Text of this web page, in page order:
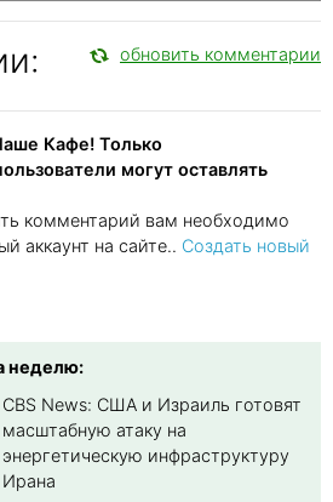
обновить комментарии
Кафе! Только
могут оставлять
комментарий вам необходимо
аккаунт на сайте.. Создать новый
неделю:
CBS News: США и Израиль готовят
масштабную атаку на
энергетическую инфраструктуру
Ирана